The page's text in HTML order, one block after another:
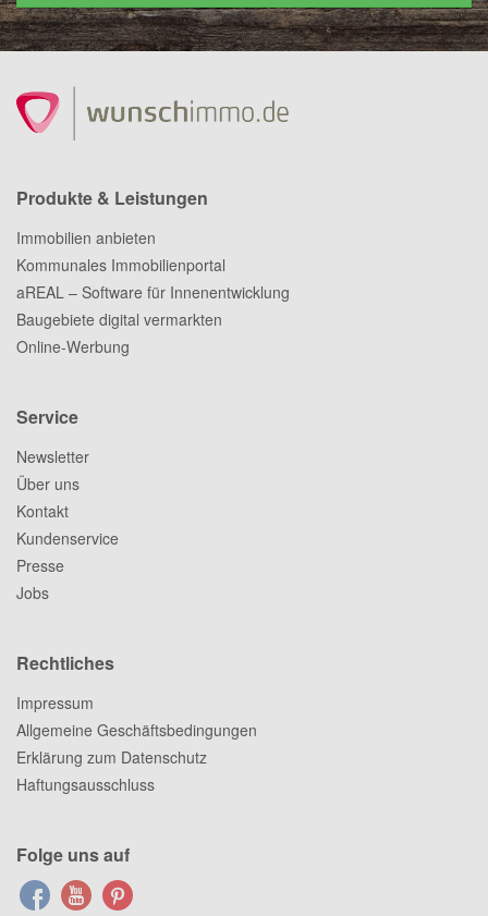
Produkte & Leistungen
Immobilien anbieten
Kommunales Immobilienportal
aREAL – Software für Innenentwicklung
Baugebiete digital vermarkten
Online-Werbung
Service
Newsletter
Über uns
Kontakt
Kundenservice
Presse
Jobs
Rechtliches
Impressum
Allgemeine Geschäftsbedingungen
Erklärung zum Datenschutz
Haftungsausschluss
Folge uns auf